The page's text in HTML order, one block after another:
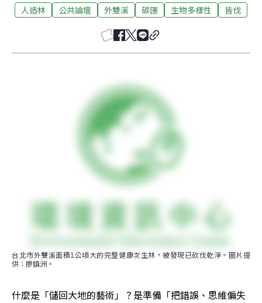
人造林 公共論壇 外雙溪 碳匯 生物多樣性 皆伐
台北市外雙溪面積1公頃大的完整健康次生林，被發現已砍伐乾淨。圖片提
供：廖鎮洲。
什麼是「儲回大地的藝術」？是準備「把錯誤、思維偏失